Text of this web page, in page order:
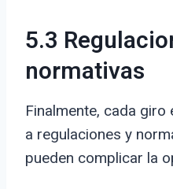
5.3
normativas
Finalmente, cada
a regulaciones y
pueden complicar la